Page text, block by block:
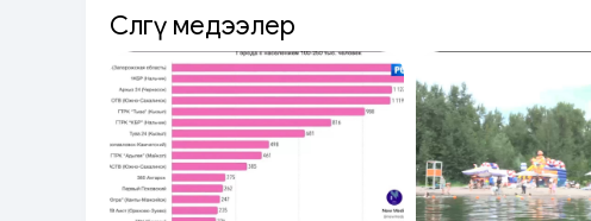
Сөөлгү медээлер